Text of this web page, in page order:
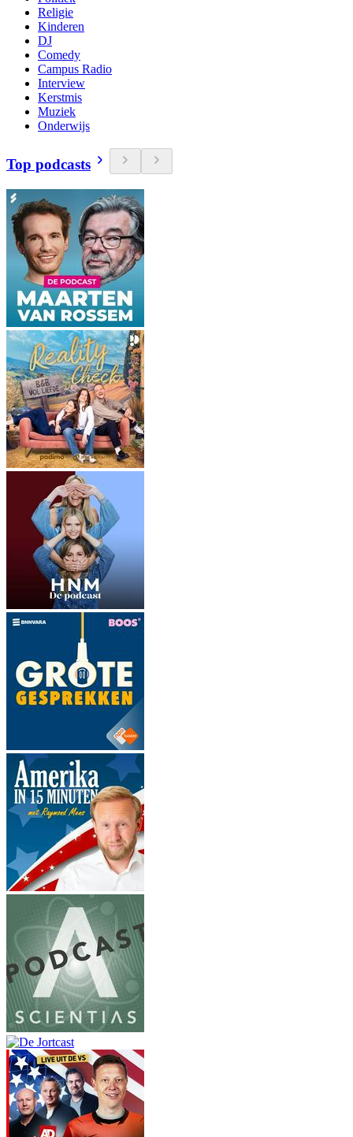
Religie
Kinderen
DJ
Comedy
Campus Radio
Interview
Kerstmis
Muziek
Onderwijs
Top podcasts